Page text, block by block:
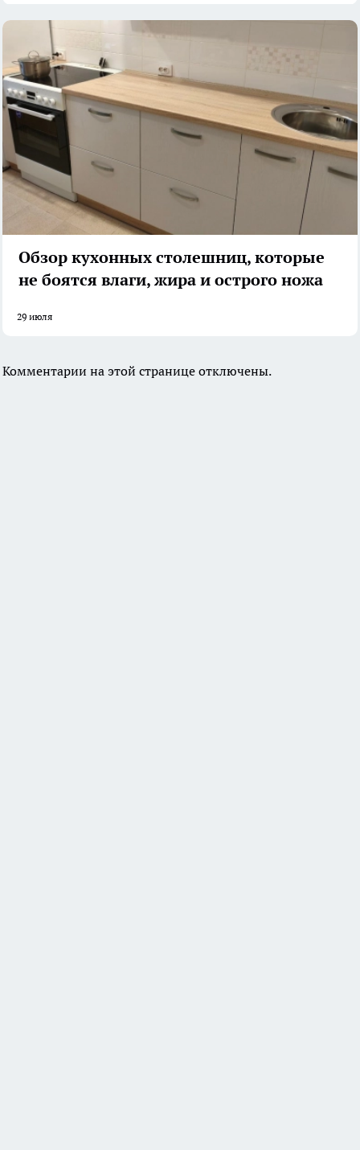
Обзор кухонных столешниц, которые
не боятся влаги, жира и острого ножа
29 июля
Комментарии на этой странице отключены.